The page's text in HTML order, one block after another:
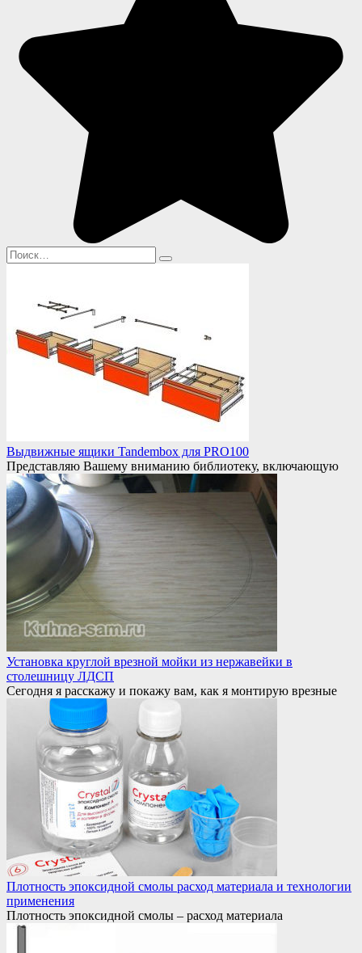
Search
for:
Выдвижные ящики Tandembox для PRO100
Представляю Вашему вниманию библиотеку, включающую
Установка круглой врезной мойки из нержавейки в
столешницу ЛДСП
Сегодня я расскажу и покажу вам, как я монтирую врезные
Плотность эпоксидной смолы расход материала и технологии
применения
Плотность эпоксидной смолы – расход материала